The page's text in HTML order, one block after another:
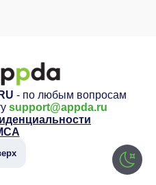
- по любым вопросам
support@appda.ru